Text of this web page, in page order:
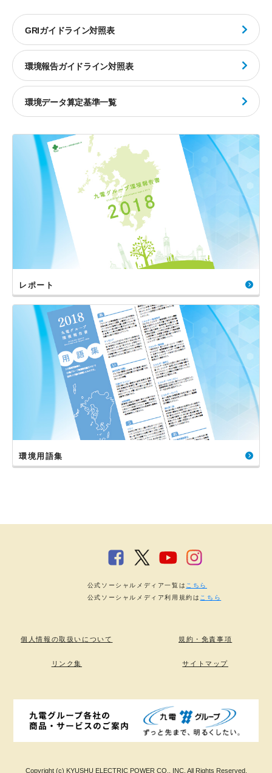
GRIガイドライン対照表
環境報告ガイドライン対照表
環境データ算定基準一覧
レポート
環境用語集
個人情報の取扱いについて 規約・免責事項
リンク集 サイトマップ
Copyright (c) KYUSHU ELECTRIC POWER CO., INC. All Rights Reserved.
公式ソーシャルメディア一覧は こちら
公式ソーシャルメディア利用規約は こちら